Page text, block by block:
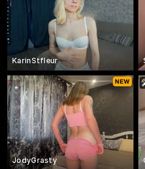
KarinStfleur
JodyGrasty